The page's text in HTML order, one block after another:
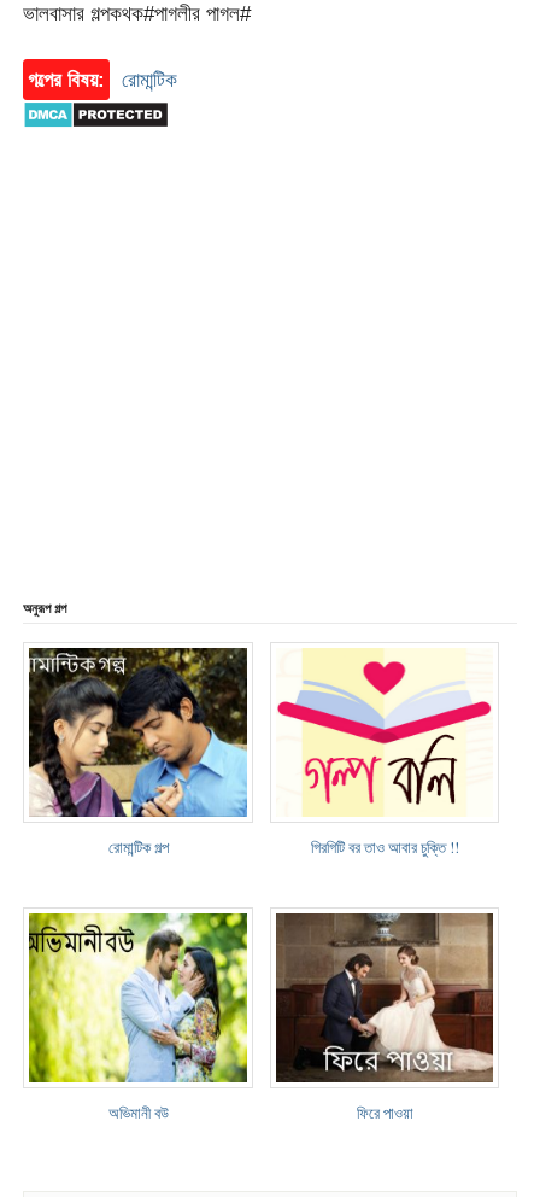
ভালবাসার গল্পকথক#পাগলীর পাগল#
গল্পের বিষয়: রোমান্টিক
অনুরূপ গল্প
রোমান্টিক গল্প গিরগিটি বর তাও আবার চুক্তি !!
অভিমানী বউ ফিরে পাওয়া